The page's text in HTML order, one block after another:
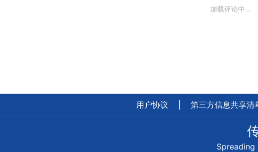
加载评论中...
用户协议 第三方信息共享清